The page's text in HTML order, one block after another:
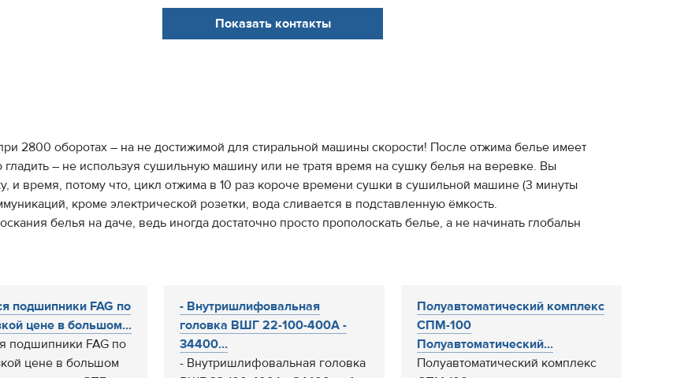
Показать контакты
2800 оборотах – на не достижимой для стиральной машины скорости! После отжима белье имеет
гладить – не используя сушильную машину или не тратя время на сушку белья на веревке. Вы
и время, потому что, цикл отжима в 10 раз короче времени сушки в сушильной машине (3 минуты
кроме электрической розетки, вода сливается в подставленную ёмкость.
белья на даче, ведь иногда достаточно просто прополоскать белье, а не начинать глобальн
подшипники FAG по
цене в большом...
подшипники FAG по
цене в большом
- Внутришлифовальная
головка ВШГ 22-100-400A -
34400...
- Внутришлифовальная головка
Полуавтоматический комплекс
СПМ-100
Полуавтоматический...
Полуавтоматический комплекс